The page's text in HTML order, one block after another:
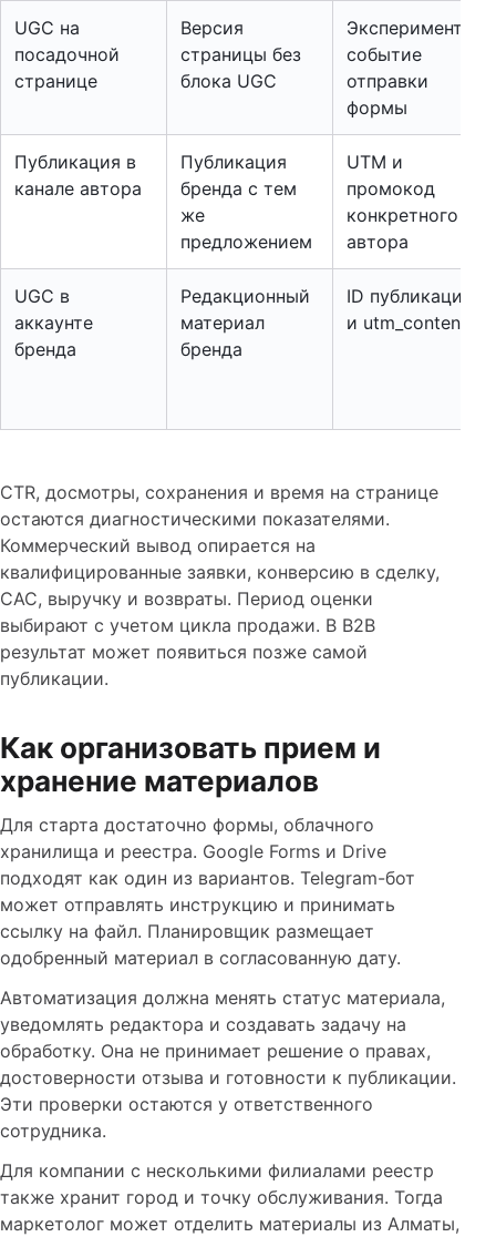
UGC на
посадочной
странице
Версия
страницы без
блока UGC
Эксперимент и
событие
отправки
формы
Публикация в
канале автора
Публикация
бренда с тем
же
предложением
UTM и
промокод
конкретного
автора
UGC в
аккаунте
бренда
Редакционный
материал
бренда
ID публикации
и utm_content
CTR, досмотры, сохранения и время на странице
остаются диагностическими показателями.
Коммерческий вывод опирается на
квалифицированные заявки, конверсию в сделку,
CAC, выручку и возвраты. Период оценки
выбирают с учетом цикла продажи. В B2B
результат может появиться позже самой
публикации.
Как организовать прием и
хранение материалов
Для старта достаточно формы, облачного
хранилища и реестра. Google Forms и Drive
подходят как один из вариантов. Telegram-бот
может отправлять инструкцию и принимать
ссылку на файл. Планировщик размещает
одобренный материал в согласованную дату.
Автоматизация должна менять статус материала,
уведомлять редактора и создавать задачу на
обработку. Она не принимает решение о правах,
достоверности отзыва и готовности к публикации.
Эти проверки остаются у ответственного
сотрудника.
Для компании с несколькими филиалами реестр
также хранит город и точку обслуживания. Тогда
маркетолог может отделить материалы из Алматы,